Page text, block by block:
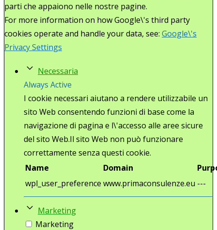
parti che appaiono nelle nostre pagine.
For more information on how Google\'s third party
cookies operate and handle your data, see: Google\'s
Privacy Settings
Necessaria
Always Active
I cookie necessari aiutano a rendere utilizzabile un
sito Web consentendo funzioni di base come la
navigazione di pagina e l\'accesso alle aree sicure
del sito Web.Il sito Web non può funzionare
correttamente senza questi cookie.
Name
Domain
wpl_user_preference www.primaconsulenze.eu ---
Marketing
Marketing